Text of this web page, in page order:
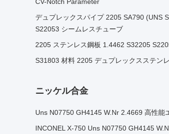
デュプレックスパイプ 2205 SA790 (UNS
S22053 シームレスチューブ
2205 ステンレス鋼板 1.4462 S32205
S31803 材料 2205 デュプレックスステン
ニッケル合金
Uns N07750 GH4145 W.Nr 2.4669 高性
INCONEL X-750 Uns N07750 GH4145